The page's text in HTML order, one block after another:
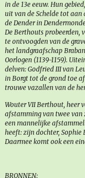
in de 13e eeuw. Hun
uit van de Schelde tot aan
de Dender in
De Berthouts probeerden,
te ontvoogden van de
het landgraafschap
Oorlogen (1139-1159).
delven: Godfried III van
in Borgt tot de grond toe
trouwe vazallen van de
Wouter VII Berthout, heer
afstamming van twee
een mannelijke
heeft: zijn dochter, Sophie
Daarmee komt ook een
BRONNEN: